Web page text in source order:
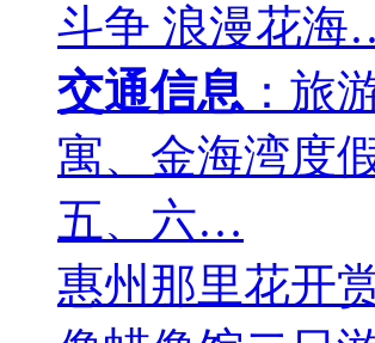
斗争 浪漫花海
交通信息 ：旅
寓、金海湾度
五、六…
惠州那里花开